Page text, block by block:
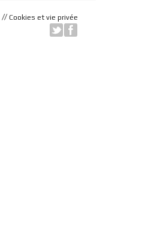
// Cookies et vie privée